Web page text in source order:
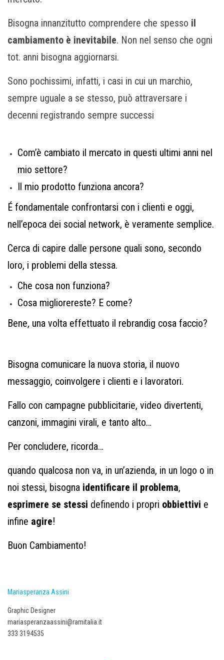
Bisogna innanzitutto comprendere che spesso il
cambiamento è inevitabile. Non nel senso che ogni
tot. anni bisogna aggiornarsi.
Sono pochissimi, infatti, i casi in cui un marchio,
sempre uguale a se stesso, può attraversare i
decenni registrando sempre successi
Com’è cambiato il mercato in questi ultimi anni nel
mio settore?
Il mio prodotto funziona ancora?
É fondamentale confrontarsi con i clienti e oggi,
nell’epoca dei social network, è veramente semplice.
Cerca di capire dalle persone quali sono, secondo
loro, i problemi della stessa.
Che cosa non funziona?
Cosa migliorereste? E come?
Bene, una volta effettuato il rebrandig cosa faccio?
Bisogna comunicare la nuova storia, il nuovo
messaggio, coinvolgere i clienti e i lavoratori.
Fallo con campagne pubblicitarie, video divertenti,
canzoni, immagini virali, e tanto alto…
Per concludere, ricorda…
quando qualcosa non va, in un’azienda, in un logo o in
noi stessi, bisogna identificare il problema,
esprimere se stessi definendo i propri obbiettivi e
infine agire!
Buon Cambiamento!
Mariasperanza Assini
Graphic Designer
mariasperanzaassini@ramitalia.it
333 3194535